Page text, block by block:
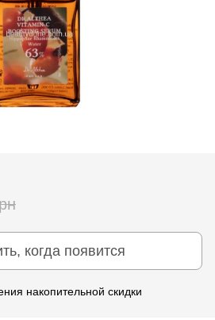
когда появится
накопительной скидки